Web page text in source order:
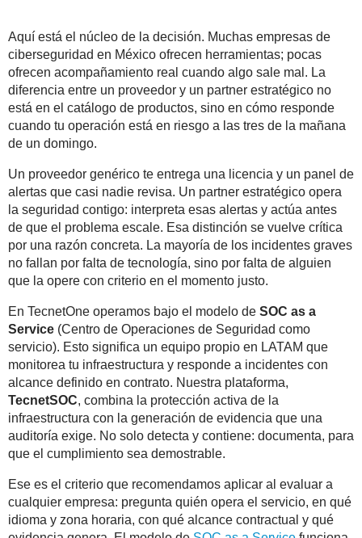
Aquí está el núcleo de la decisión. Muchas empresas de
ciberseguridad en México ofrecen herramientas; pocas
ofrecen acompañamiento real cuando algo sale mal. La
diferencia entre un proveedor y un partner estratégico no
está en el catálogo de productos, sino en cómo responde
cuando tu operación está en riesgo a las tres de la mañana
de un domingo.
Un proveedor genérico te entrega una licencia y un panel de
alertas que casi nadie revisa. Un partner estratégico opera
la seguridad contigo: interpreta esas alertas y actúa antes
de que el problema escale. Esa distinción se vuelve crítica
por una razón concreta. La mayoría de los incidentes graves
no fallan por falta de tecnología, sino por falta de alguien
que la opere con criterio en el momento justo.
En TecnetOne operamos bajo el modelo de SOC as a
Service (Centro de Operaciones de Seguridad como
servicio). Esto significa un equipo propio en LATAM que
monitorea tu infraestructura y responde a incidentes con
alcance definido en contrato. Nuestra plataforma,
TecnetSOC, combina la protección activa de la
infraestructura con la generación de evidencia que una
auditoría exige. No solo detecta y contiene: documenta, para
que el cumplimiento sea demostrable.
Ese es el criterio que recomendamos aplicar al evaluar a
cualquier empresa: pregunta quién opera el servicio, en qué
idioma y zona horaria, con qué alcance contractual y qué